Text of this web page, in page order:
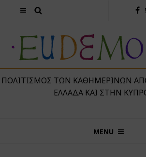
ΤΩΝ ΚΑΘΗΜΕΡΙΝΏΝ
ΕΛΛΆΔΑ ΚΑΙ ΣΤΗΝ
MENU